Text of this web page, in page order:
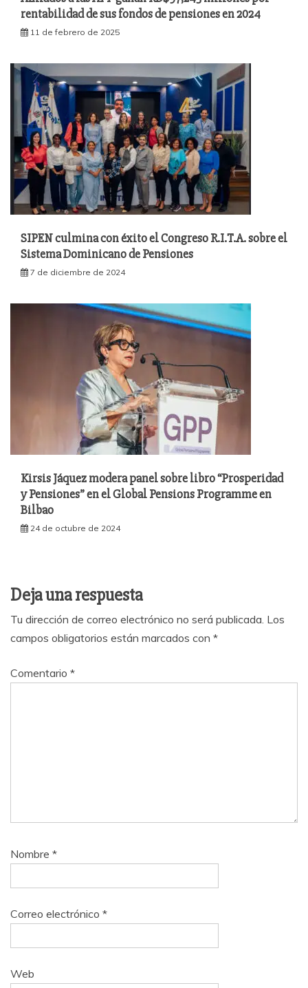
rentabilidad de sus fondos de pensiones en 2024
11 de febrero de 2025
SIPEN culmina con éxito el Congreso R.I.T.A. sobre el
Sistema Dominicano de Pensiones
7 de diciembre de 2024
Kirsis Jáquez modera panel sobre libro “Prosperidad
y Pensiones” en el Global Pensions Programme en
Bilbao
24 de octubre de 2024
Deja una respuesta
Tu dirección de correo electrónico no será publicada. Los
campos obligatorios están marcados con *
Comentario *
Nombre *
Correo electrónico *
Web